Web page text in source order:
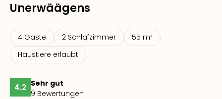
Unerwäägens
4 Gäste 2 Schlafzimmer
55 m²
Haustiere erlaubt
4.2 Sehr gut
9 Bewertungen